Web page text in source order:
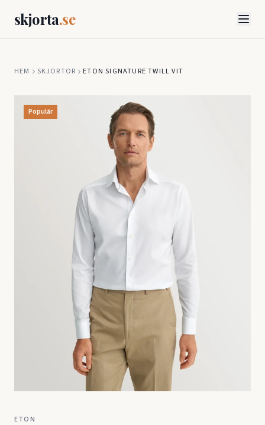
skjorta.se
HEM SKJORTOR ETON SIGNATURE TWILL VIT
Populär
ETON